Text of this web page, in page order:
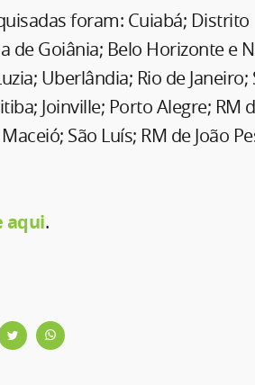
foram: Cuiabá; Distrito
de Goiânia; Belo Horizonte e
Uberlândia; Rio de Janeiro;
Joinville; Porto Alegre; RM
São Luís; RM de João
aqui.